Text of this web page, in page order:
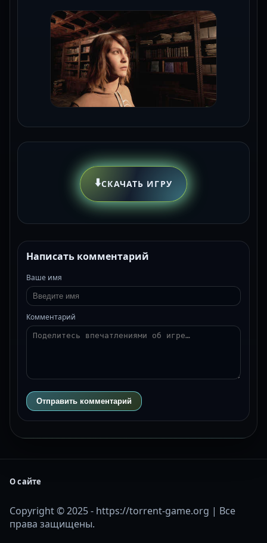
⬇️СКАЧАТЬ ИГРУ
Написать комментарий
Ваше имя
Комментарий
Отправить комментарий
О сайте
Copyright © 2025 - https://torrent-game.org | Все
права защищены.